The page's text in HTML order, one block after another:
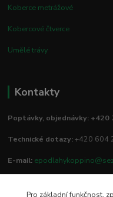
Koberce metrážové
Kobercové čtverce
Umělé trávy
Kontakty
Poptávky, objednávky: +420
Technické dotazy:+420 604
E-mail:
Pro základní funkčnost,